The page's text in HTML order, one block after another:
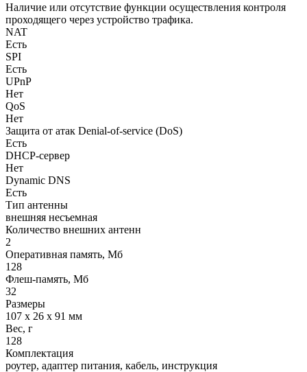
Наличие или отсутствие функции осуществления контроля
проходящего через устройство трафика.
NAT
Есть
SPI
Есть
UPnP
Нет
QoS
Нет
Защита от атак Denial-of-service (DoS)
Есть
DHCP-сервер
Нет
Dynamic DNS
Есть
Тип антенны
внешняя несъемная
Количество внешних антенн
2
Оперативная память, Мб
128
Флеш-память, Мб
32
Размеры
107 х 26 х 91 мм
Вес, г
128
Комплектация
роутер, адаптер питания, кабель, инструкция